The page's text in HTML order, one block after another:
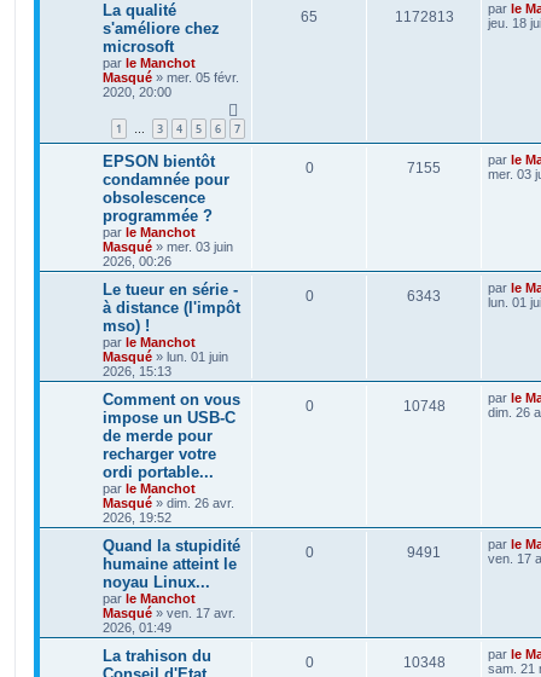
La qualité
s'améliore chez
microsoft
par le Manchot
Masqué » mer. 05 févr.
2020, 20:00
1 … 3 4 5 6 7
65 1172813 par le
jeu. 18
EPSON bientôt
condamnée pour
obsolescence
programmée ?
par le Manchot
Masqué » mer. 03 juin
2026, 00:26
0 7155 par le
mer. 03
Le tueur en série -
à distance (l'impôt
mso) !
par le Manchot
Masqué » lun. 01 juin
2026, 15:13
0 6343 par le
lun. 01
Comment on vous
impose un USB-C
de merde pour
recharger votre
ordi portable...
par le Manchot
Masqué » dim. 26 avr.
2026, 19:52
0 10748 par le
dim. 26
Quand la stupidité
humaine atteint le
noyau Linux...
par le Manchot
Masqué » ven. 17 avr.
2026, 01:49
0 9491 par le
ven. 17
La trahison du
0 10348 par le
sam. 21